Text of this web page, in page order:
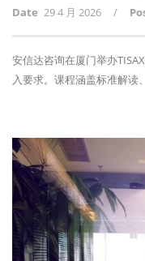
Date 29 4 月 2026 /
安信达咨询在厦门举办
入要求。课程涵盖标准解读